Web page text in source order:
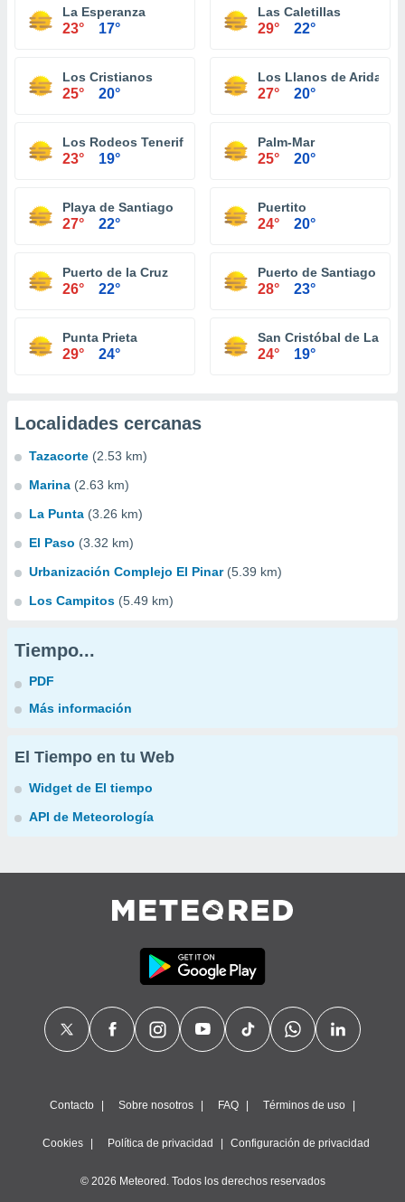
La Esperanza
23° 17°
Las Caletillas
29° 22°
Los Cristianos
25° 20°
Los Llanos de Aridane
27° 20°
Los Rodeos Tenerife
23° 19°
Palm-Mar
25° 20°
Playa de Santiago
27° 22°
Puertito
24° 20°
Puerto de la Cruz
26° 22°
Puerto de Santiago
28° 23°
Punta Prieta
29° 24°
San Cristóbal de La
24° 19°
Localidades cercanas
Tazacorte (2.53 km)
Marina (2.63 km)
La Punta (3.26 km)
El Paso (3.32 km)
Urbanización Complejo El Pinar (5.39 km)
Los Campitos (5.49 km)
Tiempo...
PDF
Más información
El Tiempo en tu Web
Widget de El tiempo
API de Meteorología
Contacto Sobre nosotros FAQ Términos de uso
Cookies Política de privacidad Configuración de privacidad
© 2026 Meteored. Todos los derechos reservados